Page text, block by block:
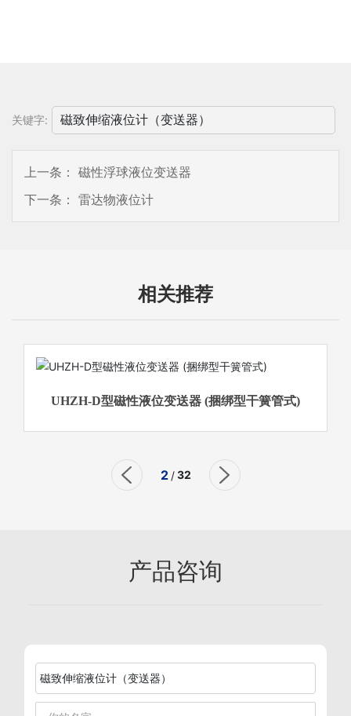
关键字: 磁致伸缩液位计（变送器）
上一条： 磁性浮球液位变送器
下一条： 雷达物液位计
相关推荐
UHZH-D型磁性液位变送器 (捆绑型干簧管式)
2 / 32
产品咨询
磁致伸缩液位计（变送器）